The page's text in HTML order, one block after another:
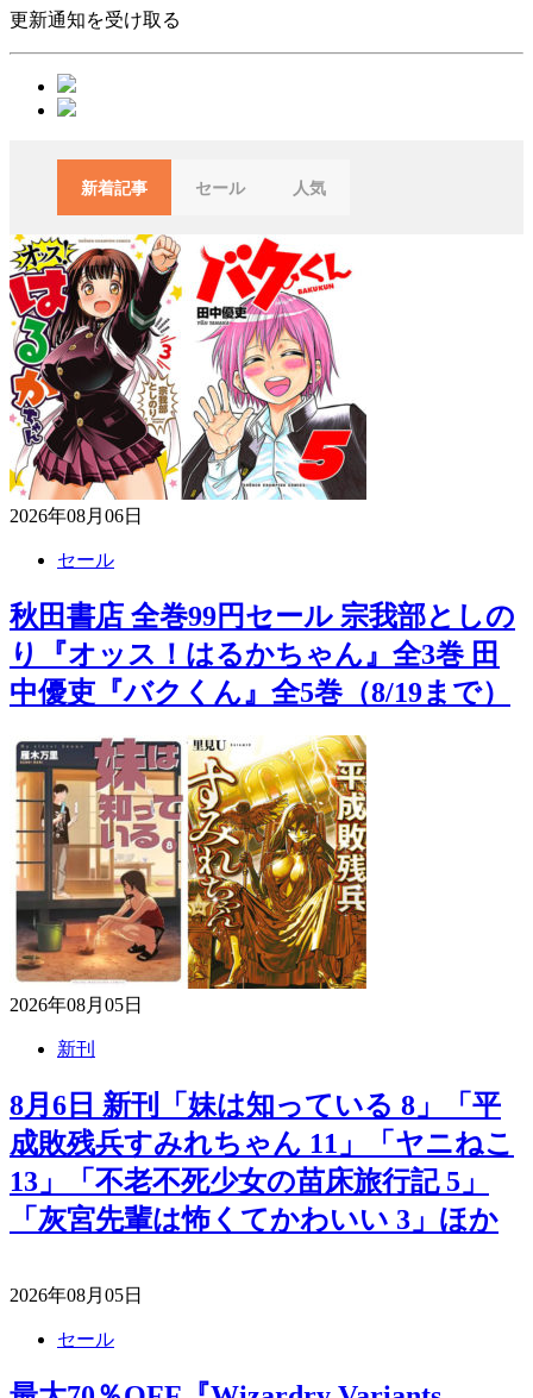
更新通知を受け取る
新着記事 セール 人気
2026年08月06日
セール
秋田書店 全巻99円セール 宗我部としの
り『オッス！はるかちゃん』全3巻 田
中優吏『バクくん』全5巻（8/19まで）
2026年08月05日
新刊
8月6日 新刊「妹は知っている 8」「平
成敗残兵すみれちゃん 11」「ヤニねこ
13」「不老不死少女の苗床旅行記 5」
「灰宮先輩は怖くてかわいい 3」ほか
2026年08月05日
セール